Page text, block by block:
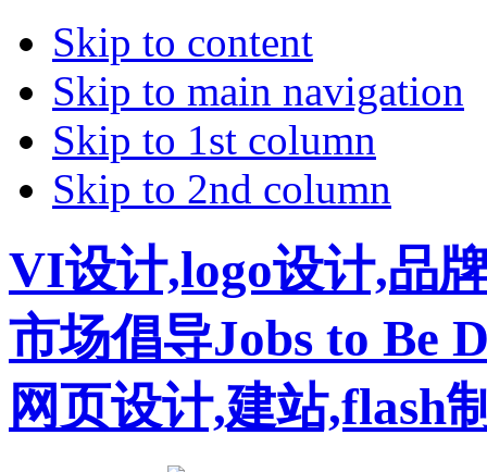
Skip to content
Skip to main navigation
Skip to 1st column
Skip to 2nd column
VI设计,logo设计,品
市场倡导Jobs to Be
网页设计,建站,flash